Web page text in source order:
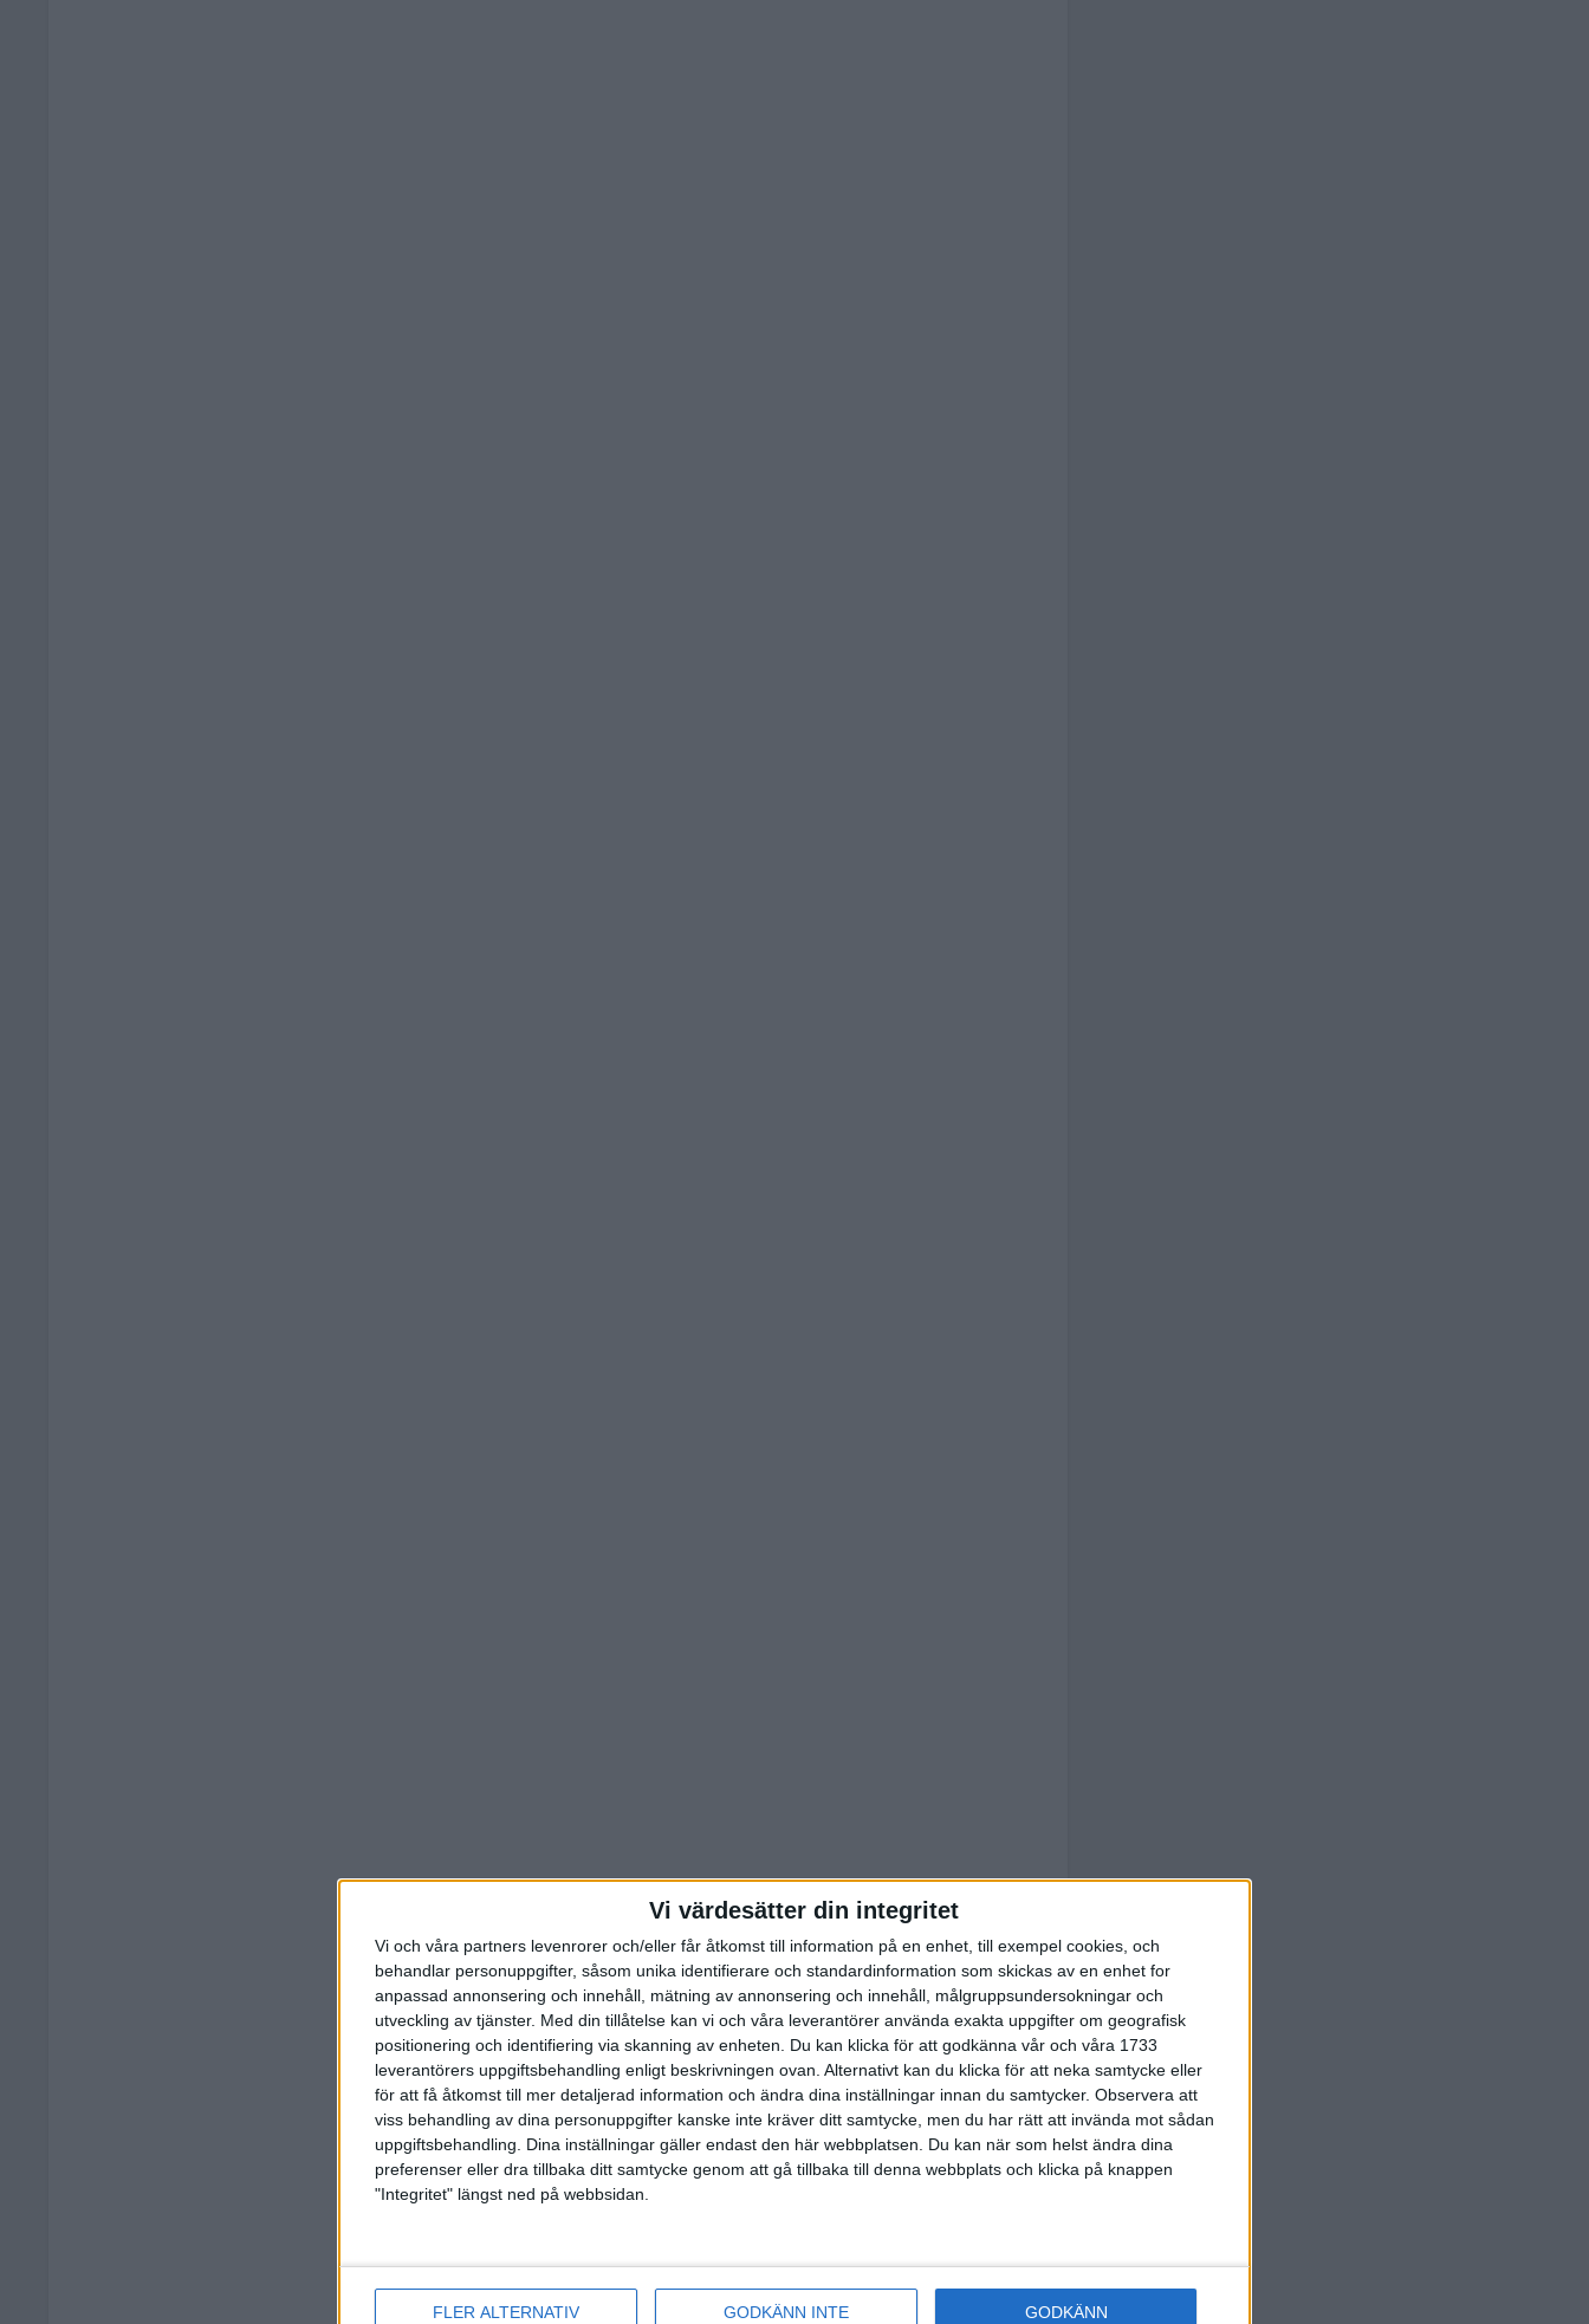
Vi värdesätter din integritet
Vi och våra partners levenrorer och/eller får åtkomst till information på en enhet, till exempel cookies, och
behandlar personuppgifter, såsom unika identifierare och standardinformation som skickas av en enhet for
anpassad annonsering och innehåll, mätning av annonsering och innehåll, målgruppsundersokningar och
utveckling av tjänster. Med din tillåtelse kan vi och våra leverantörer använda exakta uppgifter om geografisk
positionering och identifiering via skanning av enheten. Du kan klicka för att godkänna vår och våra 1733
leverantörers uppgiftsbehandling enligt beskrivningen ovan. Alternativt kan du klicka för att neka samtycke eller
för att få åtkomst till mer detaljerad information och ändra dina inställningar innan du samtycker. Observera att
viss behandling av dina personuppgifter kanske inte kräver ditt samtycke, men du har rätt att invända mot sådan
uppgiftsbehandling. Dina inställningar gäller endast den här webbplatsen. Du kan när som helst ändra dina
preferenser eller dra tillbaka ditt samtycke genom att gå tillbaka till denna webbplats och klicka på knappen
"Integritet" längst ned på webbsidan.
FLER ALTERNATIV GODKÄNN INTE GODKÄNN